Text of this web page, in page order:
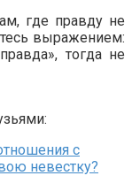
где правду не
выражением:
тогда не
с
невестку?